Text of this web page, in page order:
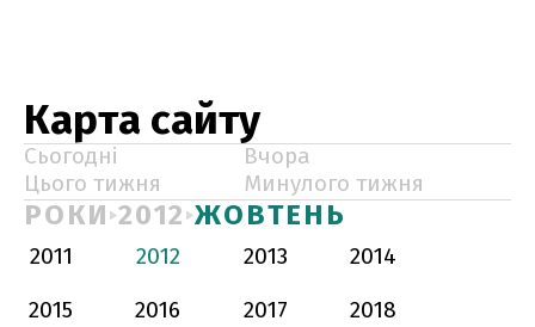
Карта сайту
Сьогодні
Вчора
Цього тижня
Минулого тижня
РОКИ 2012 ЖОВТЕНЬ
2011 2012 2013
2014
2015
2016 2017
2018